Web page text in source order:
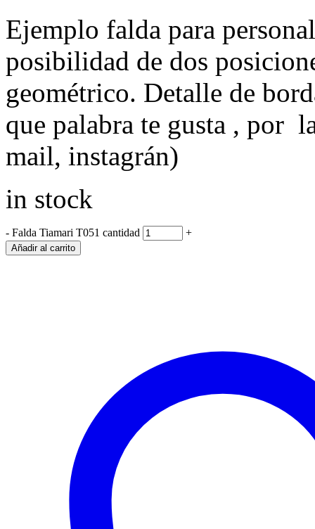
Ejemplo falda para
posibilidad de dos
geométrico. Detalle de
que palabra te gusta , por
mail, instagrán)
in stock
- Falda Tiamari T051 cantidad +
Añadir al carrito